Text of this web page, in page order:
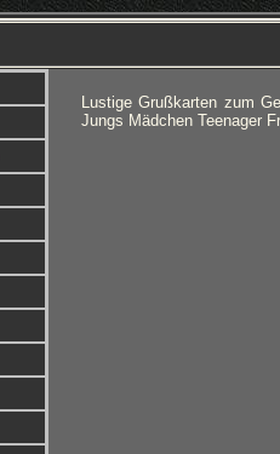
Lustige Grußkarten zum
Jungs Mädchen Teenager